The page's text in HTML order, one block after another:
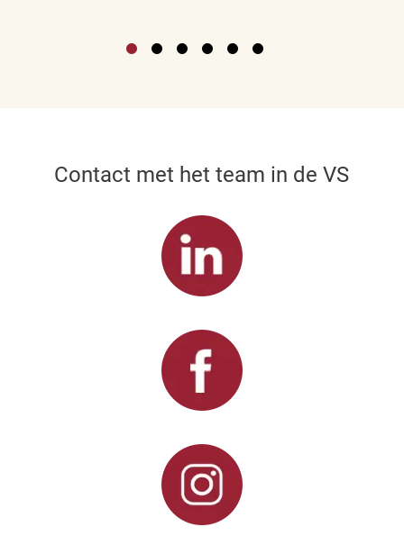
Contact met het team in de VS